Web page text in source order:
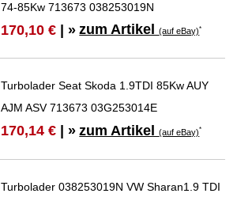
74-85Kw 713673 038253019N
170,10 € | » zum Artikel(auf eBay)*
Turbolader Seat Skoda 1.9TDI 85Kw AUY
AJM ASV 713673 03G253014E
170,14 € | » zum Artikel(auf eBay)*
Turbolader 038253019N VW Sharan1.9 TDI